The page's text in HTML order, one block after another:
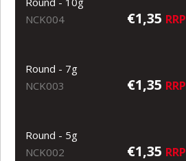
NCK004
€1,35 RRP
Round - 7g
NCK003
€1,35 RRP
Round - 5g
NCK002
€1,35 RRP